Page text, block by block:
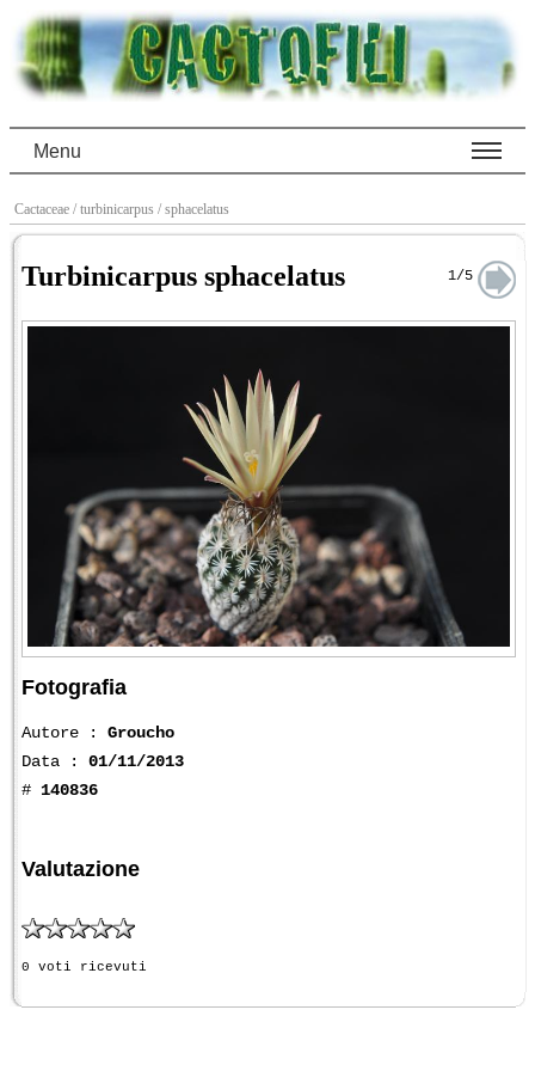
Menu
Cactaceae / turbinicarpus / sphacelatus
Turbinicarpus sphacelatus 1/5
Fotografia
Autore : Groucho
Data : 01/11/2013
# 140836
Valutazione
0 voti ricevuti